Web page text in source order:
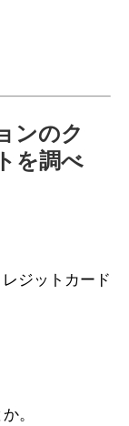
ンのク
を調べ
ジットカード
。